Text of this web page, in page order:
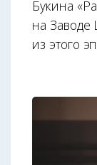
Букина
на
из этого